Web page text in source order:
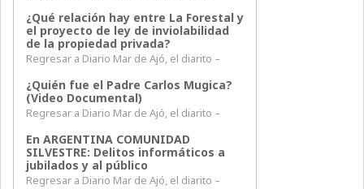
¿Qué relación hay entre La Forestal y
el proyecto de ley de inviolabilidad
de la propiedad privada?
Regresar a Diario Mar de Ajó, el diarito –
¿Quién fue el Padre Carlos Mugica?
(Video Documental)
Regresar a Diario Mar de Ajó, el diarito –
En ARGENTINA COMUNIDAD
SILVESTRE: Delitos informáticos a
jubilados y al público
Regresar a Diario Mar de Ajó, el diarito –